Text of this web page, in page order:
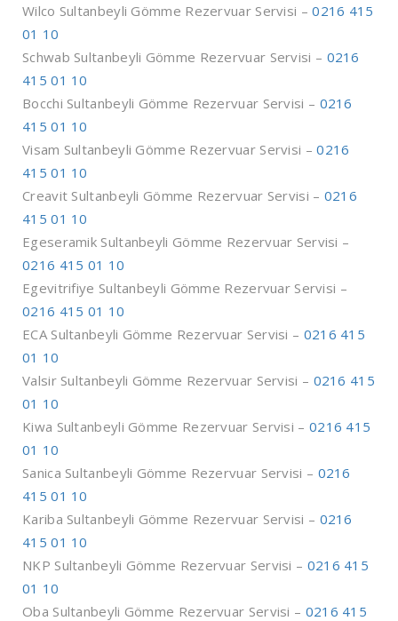
Wilco Sultanbeyli Gömme Rezervuar Servisi –0216 415
01 10
Schwab Sultanbeyli Gömme Rezervuar Servisi – 0216
415 01 10
Bocchi Sultanbeyli Gömme Rezervuar Servisi – 0216
415 01 10
Visam Sultanbeyli Gömme Rezervuar Servisi –0216
415 01 10
Creavit Sultanbeyli Gömme Rezervuar Servisi – 0216
415 01 10
Egeseramik Sultanbeyli Gömme Rezervuar Servisi –
0216 415 01 10
Egevitrifiye Sultanbeyli Gömme Rezervuar Servisi –
0216 415 01 10
ECA Sultanbeyli Gömme Rezervuar Servisi – 0216 415
01 10
Valsir Sultanbeyli Gömme Rezervuar Servisi – 0216 415
01 10
Kiwa Sultanbeyli Gömme Rezervuar Servisi – 0216 415
01 10
Sanica Sultanbeyli Gömme Rezervuar Servisi – 0216
415 01 10
Kariba Sultanbeyli Gömme Rezervuar Servisi – 0216
415 01 10
NKP Sultanbeyli Gömme Rezervuar Servisi – 0216 415
01 10
Oba Sultanbeyli Gömme Rezervuar Servisi – 0216 415